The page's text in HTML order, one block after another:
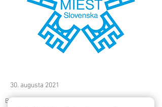
30. augusta 2021
Bratislava